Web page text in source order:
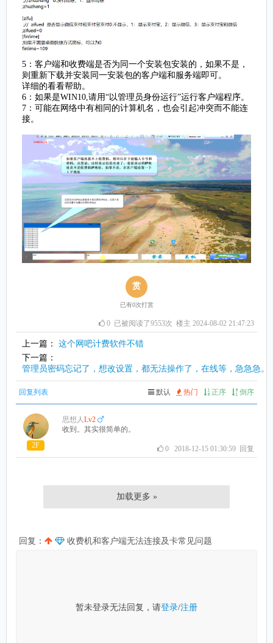
5：客户端和收费端是否为同一个安装包安装的，如果不是，
则重新下载并安装同一安装包的客户端和服务端即可。
详细的看看帮助。
6：如果是WIN10,请用“以管理员身份运行”运行客户端程序。
7：可能在网络中有相同的计算机名，也会引起冲突而不能连
接。
赏
已有0次打赏
0 已被阅读了9553次 楼主 2024-08-02 21:47:23
上一篇： 这个网吧计费软件不错
下一篇：
管理员密码忘记了，想改设置，都无法操作了，在线等，急急急。
回复列表 默认 热门 正序 倒序
2F
思想人Lv2
收到。其实很简单的。
02018-12-15 01:30:59 回复
加载更多 »
回复： 收费机和客户端无法连接及卡常见问题
暂未登录无法回复，请登录/注册